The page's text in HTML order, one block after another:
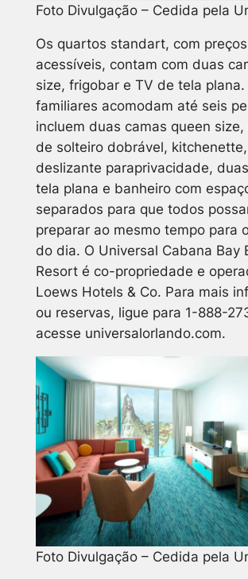
Foto Divulgação – Cedida pela
Os quartos standart, com preços
acessíveis, contam com duas
size, frigobar e TV de tela
familiares acomodam até seis
incluem duas camas queen size,
de solteiro dobrável,
deslizante paraprivacidade,
tela plana e banheiro com
separados para que todos
preparar ao mesmo tempo para
do dia. O Universal Cabana Bay
Resort é co-propriedade e
Loews Hotels & Co. Para mais
ou reservas, ligue para 1-888-
acesse universalorlando.com.
Foto Divulgação – Cedida pela